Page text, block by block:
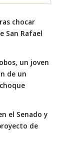
chocar
San Rafael
un joven
de un
el Senado y
de